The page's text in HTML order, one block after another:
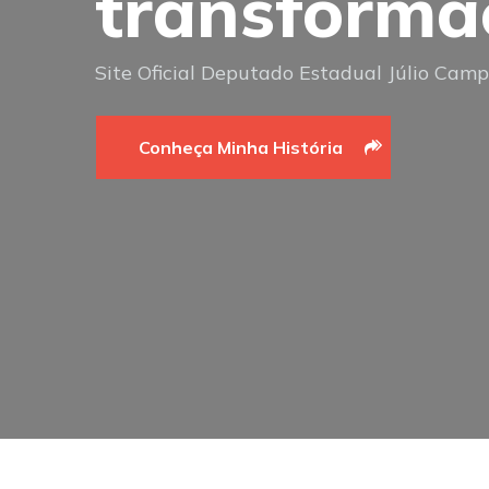
Site Oficial Deputado Estadual Júlio
Conheça Minha História